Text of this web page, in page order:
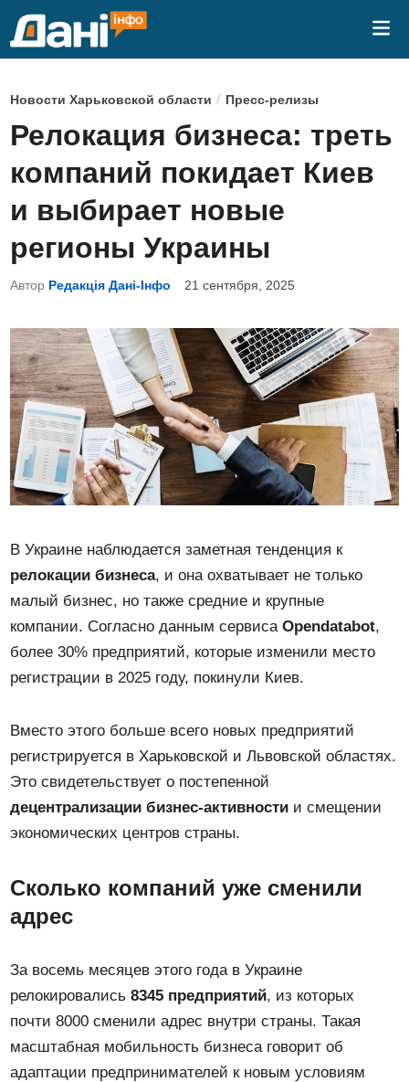
О
п
у
б
л
и
к
о
а
н
о
в
Новости Харьковской области / Пресс-релизы
Релокация бизнеса: треть
компаний покидает Киев
и выбирает новые
регионы Украины
Автор Редакція Дані-Інфо 21 сентября, 2025
В Украине наблюдается заметная тенденция к
релокации бизнеса, и она охватывает не только
малый бизнес, но также средние и крупные
компании. Согласно данным сервисаOpendatabot,
более 30% предприятий, которые изменили место
регистрации в 2025 году, покинули Киев.
Вместо этого больше всего новых предприятий
регистрируется в Харьковской и Львовской областях.
Это свидетельствует о постепенной
децентрализации бизнес-активности и смещении
экономических центров страны.
Сколько компаний уже сменили
адрес
За восемь месяцев этого года в Украине
релокировались8345 предприятий, из которых
почти 8000 сменили адрес внутри страны. Такая
масштабная мобильность бизнеса говорит об
адаптации предпринимателей к новым условиям